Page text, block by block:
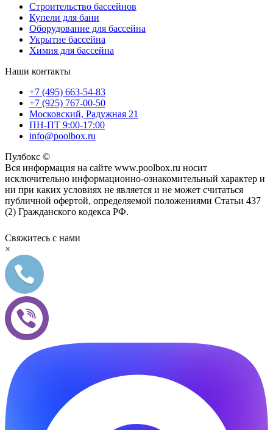
Строительство бассейнов
Купели для бани
Оборудование для бассейна
Укрытие бассейна
Химия для бассейна
Наши контакты
+7 (495) 663-54-83
+7 (925) 767-00-50
Московский, Радужная 21
ПН-ПТ 9:00-17:00
info@poolbox.ru
Пулбокс ©
Вся информация на сайте www.poolbox.ru носит
исключительно информационно-ознакомительный характер и
ни при каких условиях не является и не может считаться
публичной офертой, определяемой положениями Статьи 437
(2) Гражданского кодекса РФ.
Свяжитесь с нами
×